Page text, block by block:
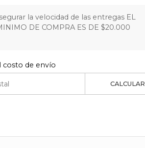
la velocidad de las entregas EL
DE COMPRA ES DE $20.000
costo de envío
CALCULAR